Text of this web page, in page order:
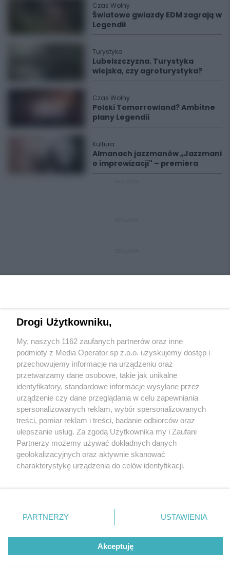
Czas Wolny
Światowe gwiazdy EDM zagrają w
Legendii
Turystyka
Lubelszczyzna. Turystyka
wiejska, czy agroturystyka?
Czas Wolny
Polski Tomorrowland? Ambitne
plany Legendii
Kultura
Almanach jazzmanów „Jazzmani
o improwizacji" – premiera
Wydawca mediówlokalnych
Nie zapomnij
zapoznać się z:
polityką prywatności
Twojemiasto
Piekary Śląskie
Chorzów
Tarnowskie Góry
Gliwice
Skontakuj sięz nami
Kontakt
Redakcja
Newsletter
Drogi Użytkowniku,
My, naszych 1162 zaufanych partnerów oraz inne
podmioty z Media Operator sp z.o.o. uzyskujemy dostęp i
przechowujemy informacje na urządzeniu oraz
przetwarzamy dane osobowe, takie jak unikalne
identyfikatory, standardowe informacje wysyłane przez
urządzenie czy dane przeglądania w celu zapewniania
spersonalizowanych reklam, wybór spersonalizowanych
treści, pomiar reklam i treści, badanie odbiorców oraz
ulepszanie usług. Za zgodą Użytkownika my i Zaufani
Partnerzy możemy używać dokładnych danych
geolokalizacyjnych oraz aktywnie skanować
charakterystykę urządzenia do celów identyfikacji.
zmienić/wycofać klikając przycisk ustawień prywatności
znajdujący się w lewym dolnym rogu strony
rodzaje przetwarzania danych nie wymagają zgody
użytkownika, ale masz prawo sprzeciwić się takiemu
przetwarzaniu. Preferencje będą miały zastosowania tylko
PARTNERZY USTAWIENIA
Akceptuję